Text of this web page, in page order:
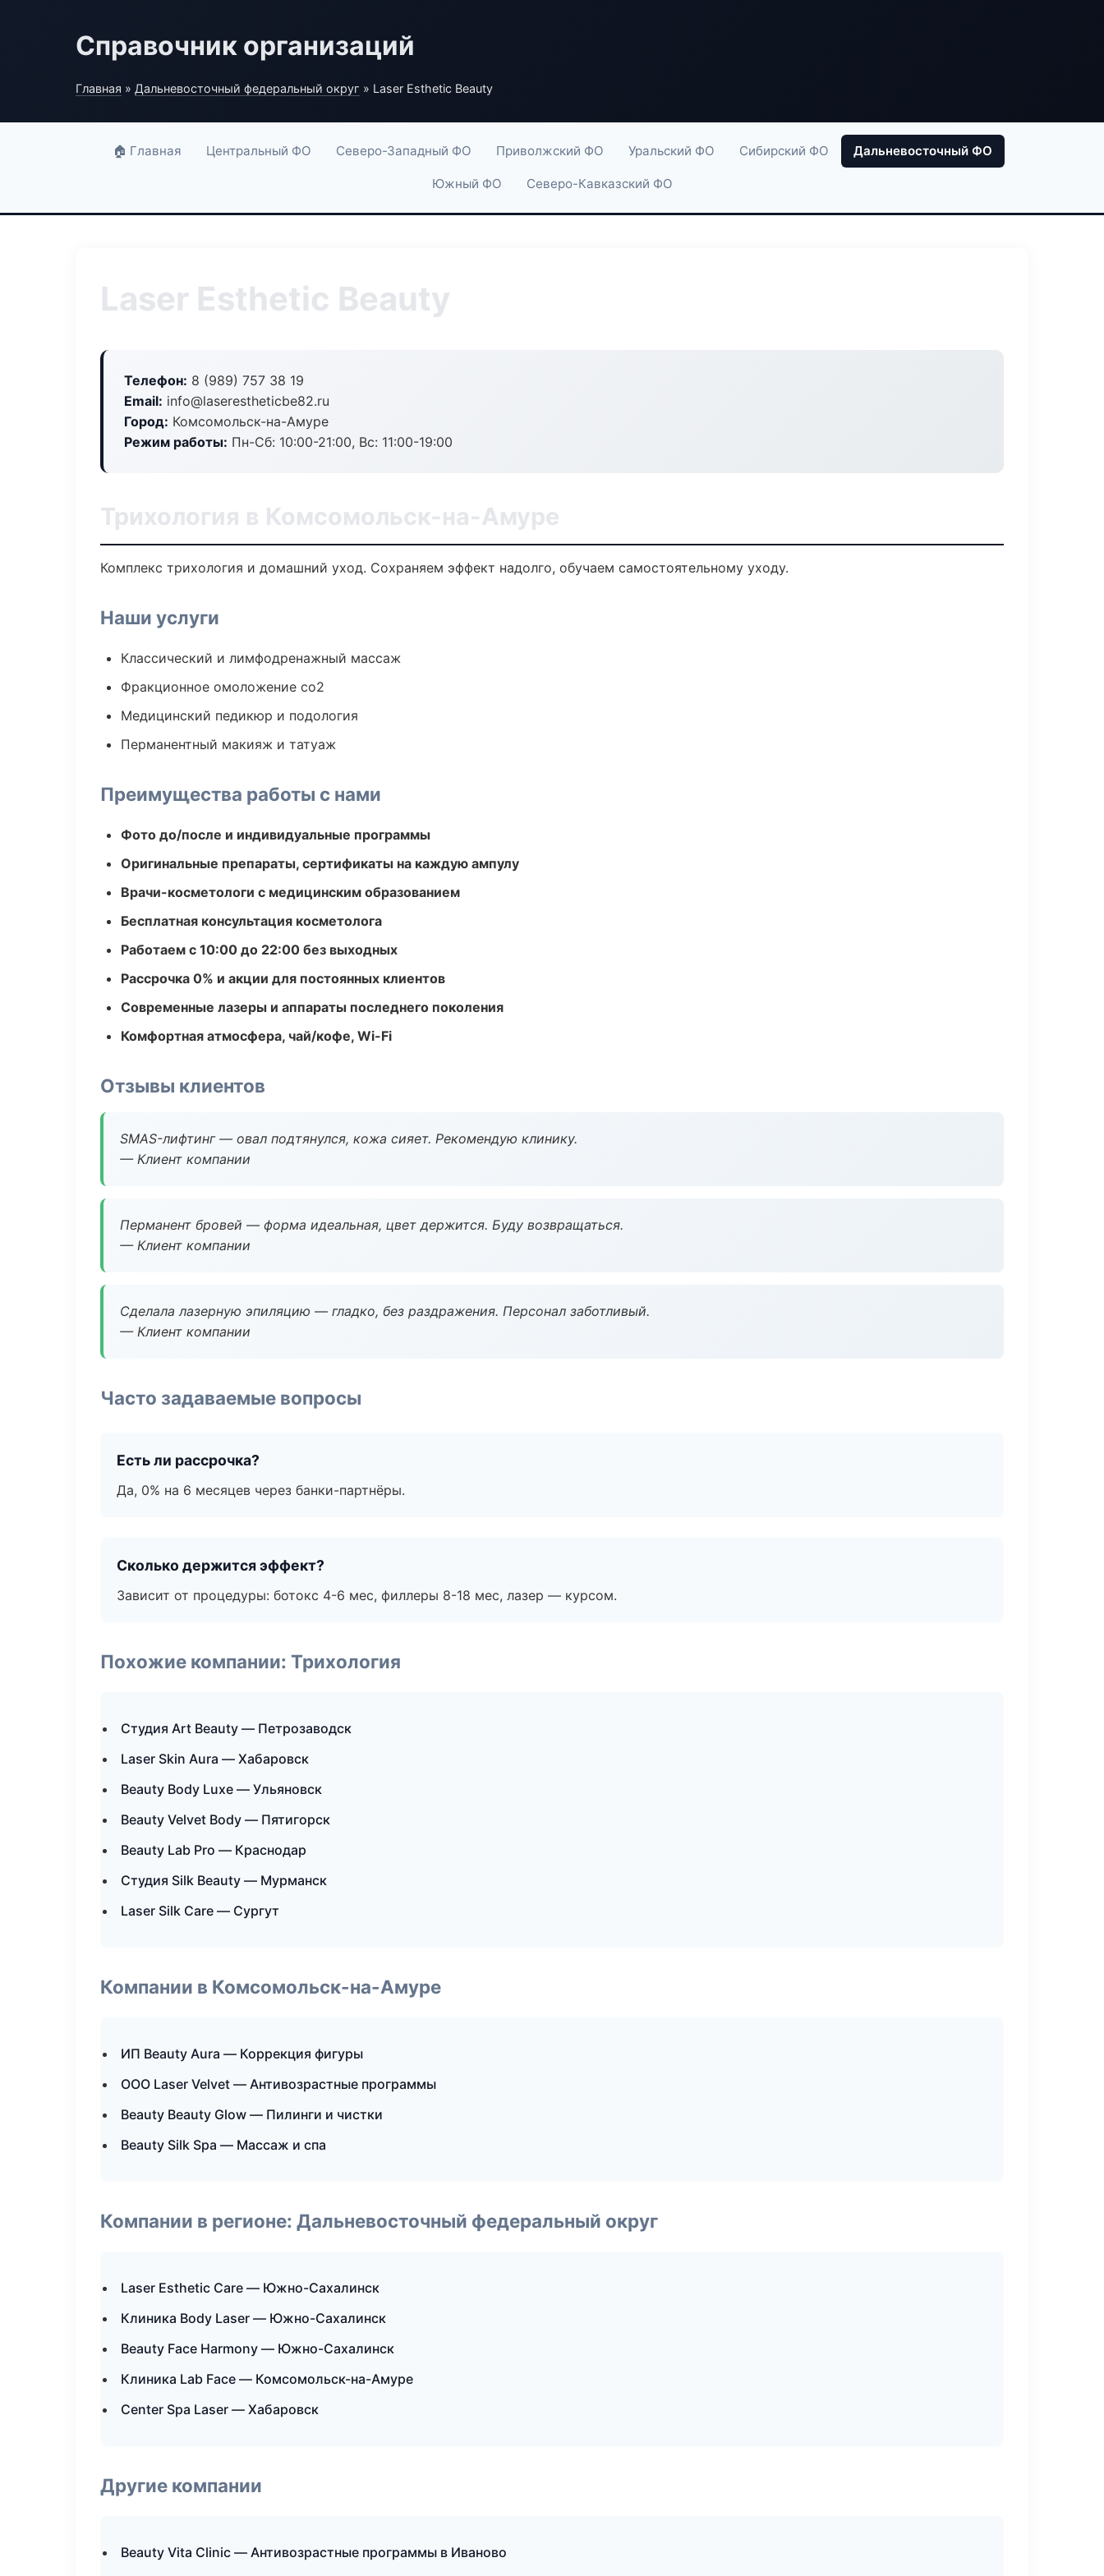
Справочник организаций
Главная » Дальневосточный федеральный округ » Laser Esthetic Beauty
🏠 Главная Центральный ФО Северо-Западный ФО Приволжский ФО Уральский ФО Сибирский ФО Дальневосточный ФО
Южный ФО Северо-Кавказский ФО
Laser Esthetic Beauty
Телефон: 8 (989) 757 38 19
Email: info@laserestheticbe82.ru
Город: Комсомольск-на-Амуре
Режим работы: Пн-Сб: 10:00-21:00, Вс: 11:00-19:00
Трихология в Комсомольск-на-Амуре
Комплекс трихология и домашний уход. Сохраняем эффект надолго, обучаем самостоятельному уходу.
Наши услуги
Классический и лимфодренажный массаж
Фракционное омоложение co2
Медицинский педикюр и подология
Перманентный макияж и татуаж
Преимущества работы с нами
Фото до/после и индивидуальные программы
Оригинальные препараты, сертификаты на каждую ампулу
Врачи-косметологи с медицинским образованием
Бесплатная консультация косметолога
Работаем с 10:00 до 22:00 без выходных
Рассрочка 0% и акции для постоянных клиентов
Современные лазеры и аппараты последнего поколения
Комфортная атмосфера, чай/кофе, Wi-Fi
Отзывы клиентов
SMAS-лифтинг — овал подтянулся, кожа сияет. Рекомендую клинику.
— Клиент компании
Перманент бровей — форма идеальная, цвет держится. Буду возвращаться.
— Клиент компании
Сделала лазерную эпиляцию — гладко, без раздражения. Персонал заботливый.
— Клиент компании
Часто задаваемые вопросы
Есть ли рассрочка?
Да, 0% на 6 месяцев через банки-партнёры.
Сколько держится эффект?
Зависит от процедуры: ботокс 4-6 мес, филлеры 8-18 мес, лазер — курсом.
Похожие компании: Трихология
Студия Art Beauty — Петрозаводск
Laser Skin Aura — Хабаровск
Beauty Body Luxe — Ульяновск
Beauty Velvet Body — Пятигорск
Beauty Lab Pro — Краснодар
Студия Silk Beauty — Мурманск
Laser Silk Care — Сургут
Компании в Комсомольск-на-Амуре
ИП Beauty Aura — Коррекция фигуры
ООО Laser Velvet — Антивозрастные программы
Beauty Beauty Glow — Пилинги и чистки
Beauty Silk Spa — Массаж и спа
Компании в регионе: Дальневосточный федеральный округ
Laser Esthetic Care — Южно-Сахалинск
Клиника Body Laser — Южно-Сахалинск
Beauty Face Harmony — Южно-Сахалинск
Клиника Lab Face — Комсомольск-на-Амуре
Center Spa Laser — Хабаровск
Другие компании
Beauty Vita Clinic — Антивозрастные программы в Иваново